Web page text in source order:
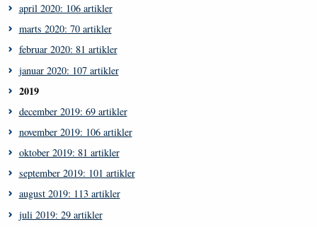
april 2020: 106 artikler
marts 2020: 70 artikler
februar 2020: 81 artikler
januar 2020: 107 artikler
2019
december 2019: 69 artikler
november 2019: 106 artikler
oktober 2019: 81 artikler
september 2019: 101 artikler
august 2019: 113 artikler
juli 2019: 29 artikler